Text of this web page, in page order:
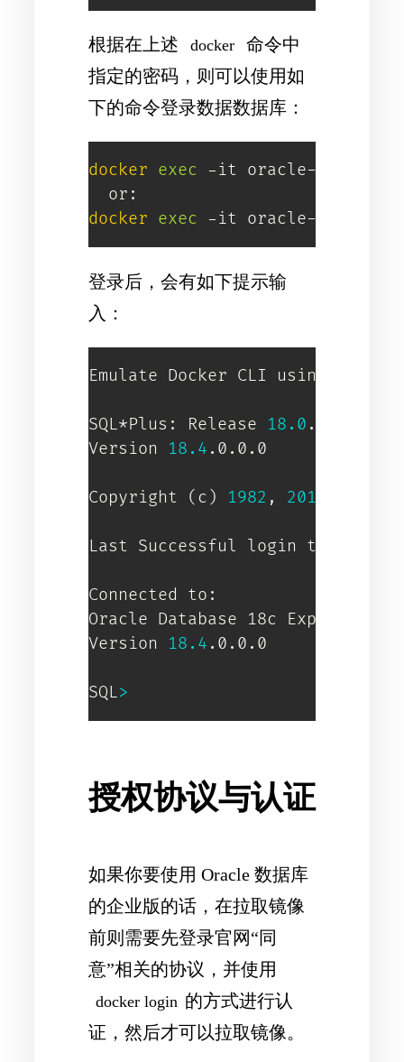
根据在上述 docker
命令中
指定的密码，则可以使用如
下的命令登录数据数据库：
docker exec -it oracle-18ex
docker exec -it oracle-18ex
登录后，会有如下提示输
入：
Emulate Docker CLI using
SQL*Plus: Release 18.0 .0.0.0 -
Version 18.4 .0.0.0
Copyright ( c ) 1982 , 2018
Last Successful login time:
Connected to:
Oracle Database 18c Express
Version 18.4 .0.0.0
SQL>
授权协议与认证
如果你要使用 Oracle 数据库
的企业版的话，在拉取镜像
前则需要先登录官网“同
意”相关的协议，并使用
docker login 的方式进行认
证，然后才可以拉取镜像。